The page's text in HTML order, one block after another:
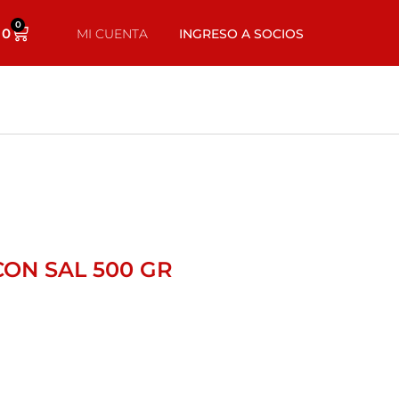
0
MI CUENTA INGRESO A SOCIOS
SAL 500 GR